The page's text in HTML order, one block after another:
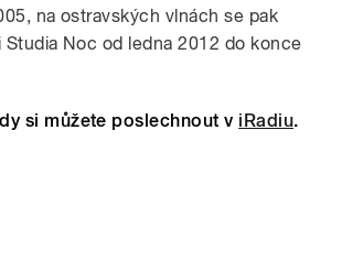
na ostravských vlnách se pak
Studia Noc od ledna 2012 do konce
si můžete poslechnout v iRadiu.